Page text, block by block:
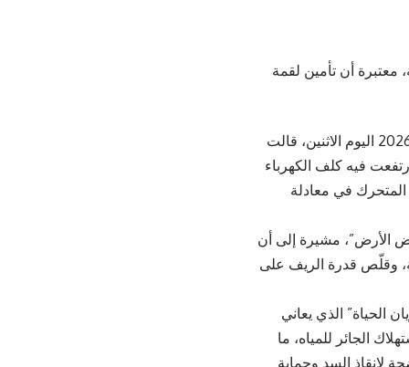
معتبرة أن تأمين لقمة
وخلال جلسة مجلس النواب المخصّصة لمناقشة مشروع قانون الموازنة العامة لعام 2026 اليوم الاثنين، قالت
فيه كلف الكهرباء
المتحرك في معادلة
الأرض”، مشيرة إلى أن
وقلّص قدرة الريف على
الحياة” الذي يعاني
الجائر للمياه، ما
السد وحماية